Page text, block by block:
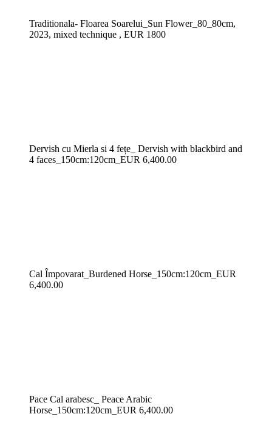
Traditionala- Floarea Soarelui_Sun Flower_80_80cm,
2023, mixed technique , EUR 1800
Dervish cu Mierla si 4 fețe_ Dervish with blackbird and
4 faces_150cm:120cm_EUR 6,400.00
Cal Împovarat_Burdened Horse_150cm:120cm_EUR
6,400.00
Pace Cal arabesc_ Peace Arabic
Horse_150cm:120cm_EUR 6,400.00